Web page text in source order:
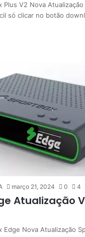
Plus V2 Nova
só clicar no botão
março 21, 2024 0 4
Atualização
Edge Nova Atualização